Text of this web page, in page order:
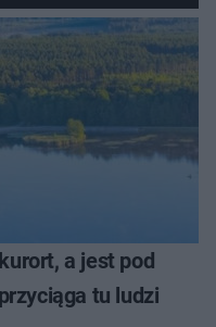
a jest pod
tu ludzi